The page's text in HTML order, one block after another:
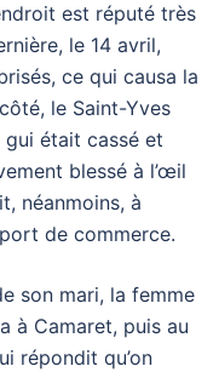
est réputé très
le 14 avril,
ce qui causa la
le Saint-Yves
était cassé et
blessé à l’œil
néanmoins, à
de commerce.
son mari, la femme
à Camaret, puis au
répondit qu’on